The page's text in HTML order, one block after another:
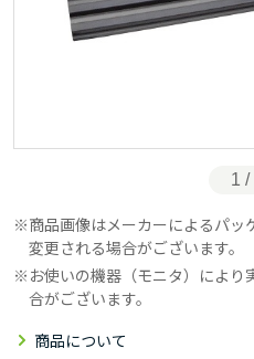
1 /
商品画像はメーカーによるパッ
変更される場合がございます。
お使いの機器（モニタ）によ
合がございます。
商品について